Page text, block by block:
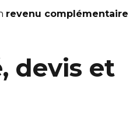
revenu complémentaire
devis et